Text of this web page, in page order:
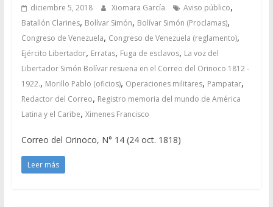
diciembre 5, 2018 Xiomara García Aviso público,
Batallón Clarines, Bolívar Simón, Bolívar Simón (Proclamas),
Congreso de Venezuela, Congreso de Venezuela (reglamento),
Ejército Libertador, Erratas, Fuga de esclavos, La voz del
Libertador Simón Bolívar resuena en el Correo del Orinoco 1812 -
1922., Morillo Pablo (oficios), Operaciones militares, Pampatar,
Redactor del Correo, Registro memoria del mundo de América
Latina y el Caribe, Ximenes Francisco
Correo del Orinoco, N° 14 (24 oct. 1818)
Leer más